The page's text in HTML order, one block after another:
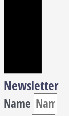
Newsletter
Name